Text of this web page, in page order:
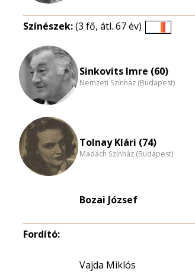
Színészek:(3 fő, átl. 67 év)
nagyítása
Sinkovits Imre (60)
Nemzeti Színház (Budapest)
Tolnay Klári (74)
Madách Színház (Budapest)
Bozai József
Fordító:
Vajda Miklós